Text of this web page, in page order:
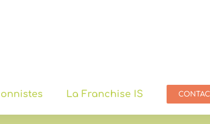
La Franchise IS